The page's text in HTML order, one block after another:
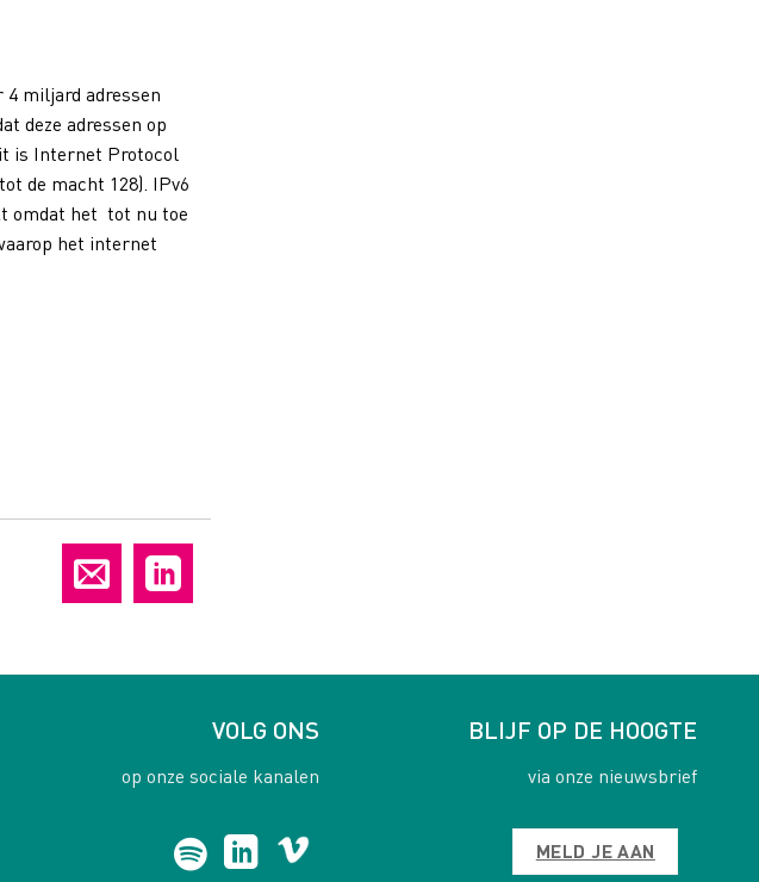
miljard adressen
deze adressen op
is Internet Protocol
de macht 128). IPv6
omdat het tot nu toe
het internet
VOLG ONS
op onze sociale kanalen
BLIJF OP DE HOOGTE
via onze nieuwsbrief
MELD JE AAN